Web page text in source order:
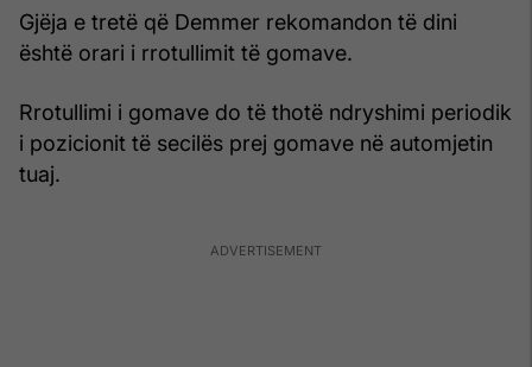
Gjëja e tretë që Demmer rekomandon të dini
është orari i rrotullimit të gomave.
Rrotullimi i gomave do të thotë ndryshimi periodik
i pozicionit të secilës prej gomave në automjetin
tuaj.